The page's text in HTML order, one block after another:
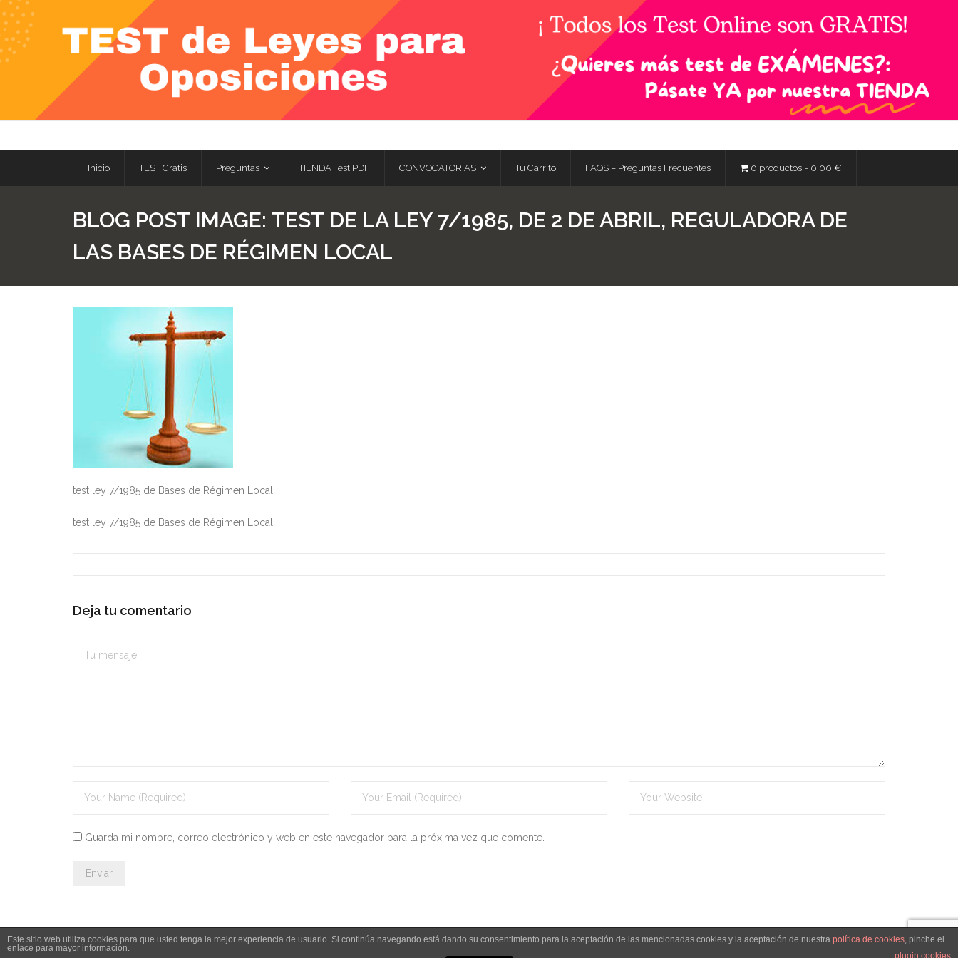
Skip
to
content
Inicio TEST Gratis Preguntas TIENDA Test PDF CONVOCATORIAS Tu Carrito FAQS – Preguntas Frecuentes 0 productos 0,00 €
BLOG POST IMAGE: TEST DE LA LEY 7/1985, DE 2 DE ABRIL, REGULADORA DE
LAS BASES DE RÉGIMEN LOCAL
test ley 7/1985 de Bases de Régimen Local
test ley 7/1985 de Bases de Régimen Local
Deja tu comentario
Guarda mi nombre, correo electrónico y web en este navegador para la próxima vez que comente.
© 2026 Leyesdeoposiciones.es - info@leyesdeoposiciones.es Aviso legal y política de privacidad
Este sitio web utiliza cookies para que usted tenga la mejor experiencia de usuario. Si continúa navegando está dando su consentimiento para la aceptación de las mencionadas cookies y la aceptación de nuestra política de cookies, pinche el
enlace para mayor información.
plugin cookies